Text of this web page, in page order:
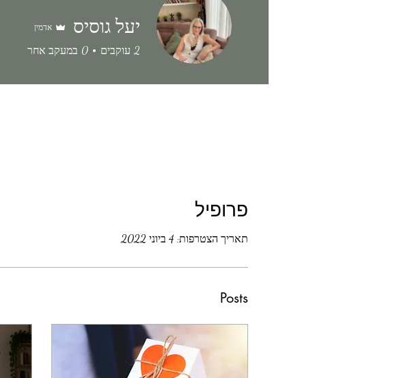
פרופיל
תאריך הצטרפות: 4 ביוני 2022
Posts
יעל גוסיס אדמין
2 עוקבים 0 במעקב אחר